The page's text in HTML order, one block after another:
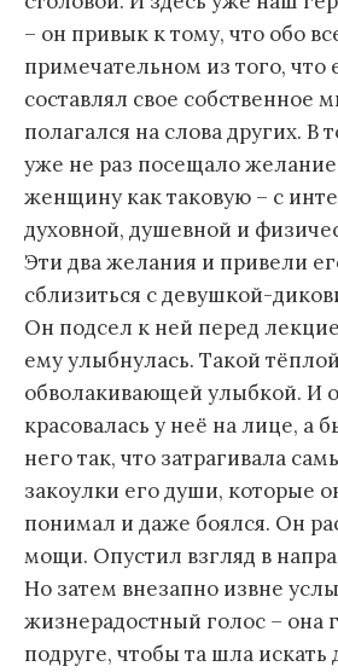
– он привык к тому, что обо
примечательном из того, что
составлял свое собственное
полагался на слова других. В
уже не раз посещало желание
женщину как таковую – с
духовной, душевной и
Эти два желания и привели
сблизиться с девушкой-
Он подсел к ней перед
ему улыбнулась. Такой
обволакивающей улыбкой. И
красовалась у неё на лице, а
него так, что затрагивала
закоулки его души, которые
понимал и даже боялся. Он
мощи. Опустил взгляд в
Но затем внезапно извне
жизнерадостный голос – она
подруге, чтобы та шла искать